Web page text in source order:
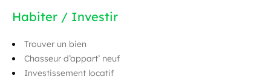
Habiter / Investir
Trouver un bien
Chasseur d’appart’ neuf
Investissement locatif